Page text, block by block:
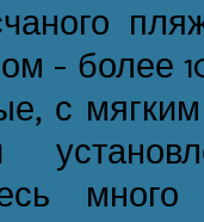
- более
с